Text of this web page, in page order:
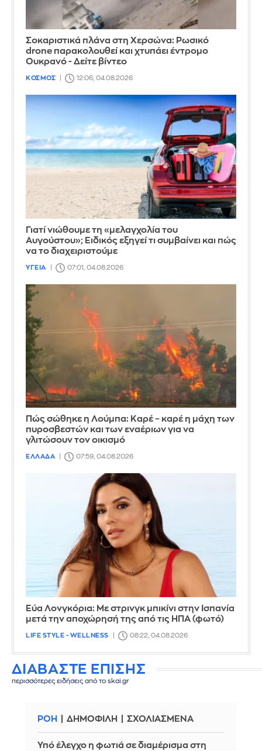
Σοκαριστικά πλάνα στη Χερσώνα: Ρωσικό
drone παρακολουθεί και χτυπάει έντρομο
Ουκρανό - Δείτε βίντεο
ΚΟΣΜΟΣ 12:06, 04.08.2026
Γιατί νιώθουμε τη «μελαγχολία του
Αυγούστου»; Ειδικός εξηγεί τι συμβαίνει και πώς
να το διαχειριστούμε
ΥΓΕΙΑ 07:01, 04.08.2026
Πώς σώθηκε η Λούμπα: Καρέ – καρέ η μάχη των
πυροσβεστών και των εναέριων για να
γλιτώσουν τον οικισμό
ΕΛΛΑΔΑ 07:59, 04.08.2026
Εύα Λονγκόρια: Με στρινγκ μπικίνι στην Ισπανία
μετά την αποχώρησή της από τις ΗΠΑ (φωτό)
LIFE STYLE - WELLNESS 08:22, 04.08.2026
ΔΙΑΒΑΣΤΕ ΕΠΙΣΗΣ
περισσότερες ειδήσεις από το skai.gr
ΡΟΗ ΔΗΜΟΦΙΛΗ ΣΧΟΛΙΑΣΜΕΝΑ
Υπό έλεγχο η φωτιά σε διαμέρισμα στη